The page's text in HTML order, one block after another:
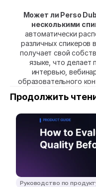
Может ли Perso
несколькими
автоматически
различных спикеров
получает свой
языке, что
интервью,
образовательного
Продолжить
Руководство по